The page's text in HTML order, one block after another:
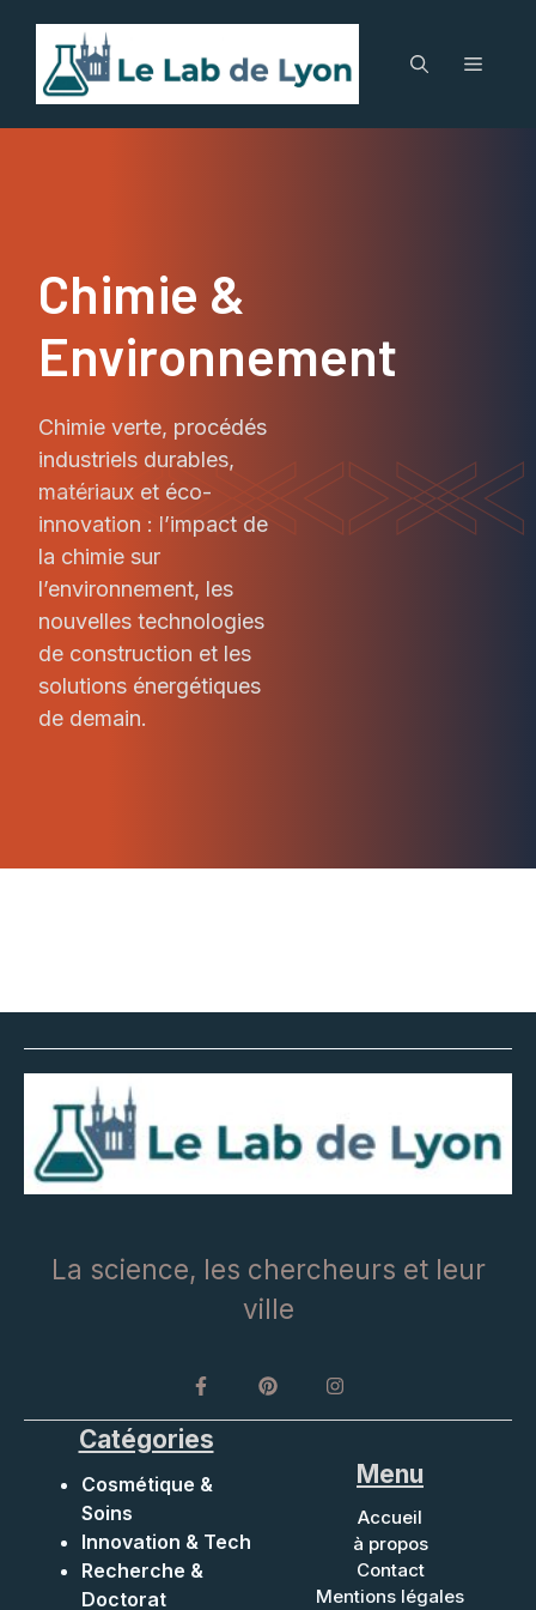
contenu
Menu
Chimie &
Environnement
Chimie verte, procédés
industriels durables,
matériaux et éco-
innovation : l’impact de
la chimie sur
l’environnement, les
nouvelles technologies
de construction et les
solutions énergétiques
de demain.
La science, les chercheurs et leur
ville
Catégories
Cosmétique &
Soins
Innovation & Tech
Recherche &
Doctorat
Menu
Accueil
à propos
Contact
Mentions légales